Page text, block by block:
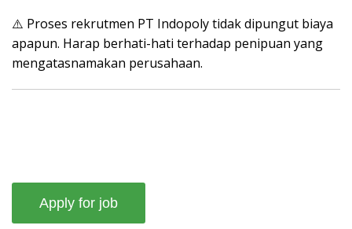
⚠️ Proses rekrutmen PT Indopoly tidak dipungut biaya
apapun. Harap berhati-hati terhadap penipuan yang
mengatasnamakan perusahaan.